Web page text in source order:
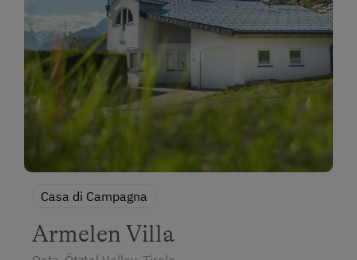
Casa di Campagna
Armelen Villa